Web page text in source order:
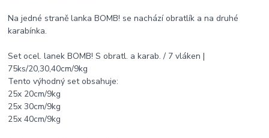
Na jedné straně lanka BOMB! se nachází obratlík a na druhé
karabínka.
Set ocel. lanek BOMB! S obratl. a karab. / 7 vláken |
75ks/20,30,40cm/9kg
Tento výhodný set obsahuje:
25x 20cm/9kg
25x 30cm/9kg
25x 40cm/9kg